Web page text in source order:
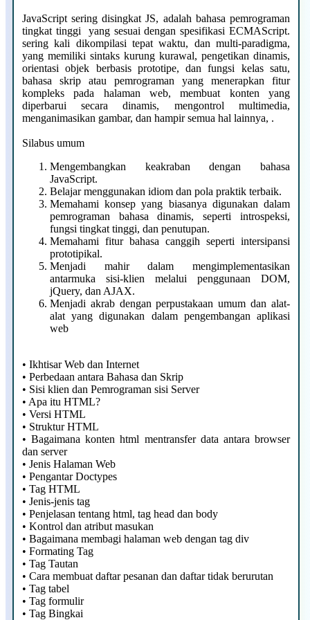
JavaScript sering disingkat JS, adalah bahasa pemrograman
tingkat tinggi yang sesuai dengan spesifikasi ECMAScript.
sering kali dikompilasi tepat waktu, dan multi-paradigma,
yang memiliki sintaks kurung kurawal, pengetikan dinamis,
orientasi objek berbasis prototipe, dan fungsi kelas satu,
bahasa skrip atau pemrograman yang menerapkan fitur
kompleks pada halaman web, membuat konten yang
diperbarui secara dinamis, mengontrol multimedia,
menganimasikan gambar, dan hampir semua hal lainnya, .
Silabus umum
Mengembangkan keakraban dengan bahasa
JavaScript.
Belajar menggunakan idiom dan pola praktik terbaik.
Memahami konsep yang biasanya digunakan dalam
pemrograman bahasa dinamis, seperti introspeksi,
fungsi tingkat tinggi, dan penutupan.
Memahami fitur bahasa canggih seperti intersipansi
prototipikal.
Menjadi mahir dalam mengimplementasikan
antarmuka sisi-klien melalui penggunaan DOM,
jQuery, dan AJAX.
Menjadi akrab dengan perpustakaan umum dan alat-
alat yang digunakan dalam pengembangan aplikasi
web
• Ikhtisar Web dan Internet
• Perbedaan antara Bahasa dan Skrip
• Sisi klien dan Pemrograman sisi Server
• Apa itu HTML?
• Versi HTML
• Struktur HTML
• Bagaimana konten html mentransfer data antara browser
dan server
• Jenis Halaman Web
• Pengantar Doctypes
• Tag HTML
• Jenis-jenis tag
• Penjelasan tentang html, tag head dan body
• Kontrol dan atribut masukan
• Bagaimana membagi halaman web dengan tag div
• Formating Tag
• Tag Tautan
• Cara membuat daftar pesanan dan daftar tidak berurutan
• Tag tabel
• Tag formulir
• Tag Bingkai